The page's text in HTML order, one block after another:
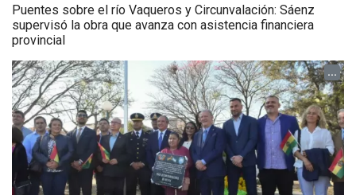
Puentes sobre el río Vaqueros y Circunvalación: Sáenz
supervisó la obra que avanza con asistencia financiera
provincial
...